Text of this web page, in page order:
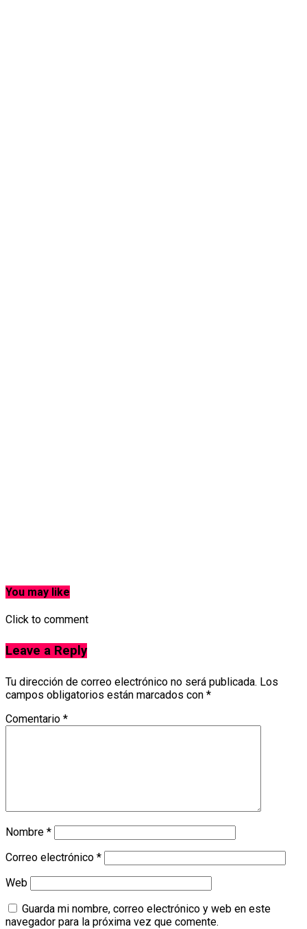
You may like
Click to comment
Leave a Reply
Tu dirección de correo electrónico no será publicada. Los
campos obligatorios están marcados con *
Comentario *
Nombre *
Correo electrónico *
Web
Guarda mi nombre, correo electrónico y web en este
navegador para la próxima vez que comente.